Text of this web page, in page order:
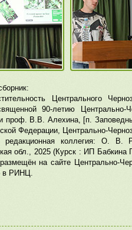
Центрального
90-летию Центрально-
проф. В.В. Алехина, [п.
Федерации, Центрально-
коллегия: О. В.
обл., 2025 (Курск : ИП
на сайте Центрально-
в РИНЦ.